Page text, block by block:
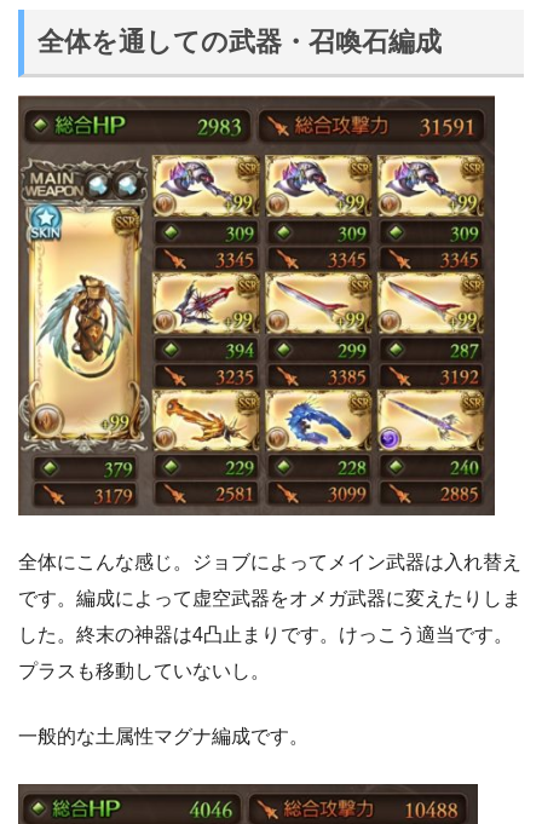
全体を通しての武器・召喚石編成
全体にこんな感じ。ジョブによってメイン武器は入れ替え
です。編成によって虚空武器をオメガ武器に変えたりしま
した。終末の神器は4凸止まりです。けっこう適当です。
プラスも移動していないし。
一般的な土属性マグナ編成です。